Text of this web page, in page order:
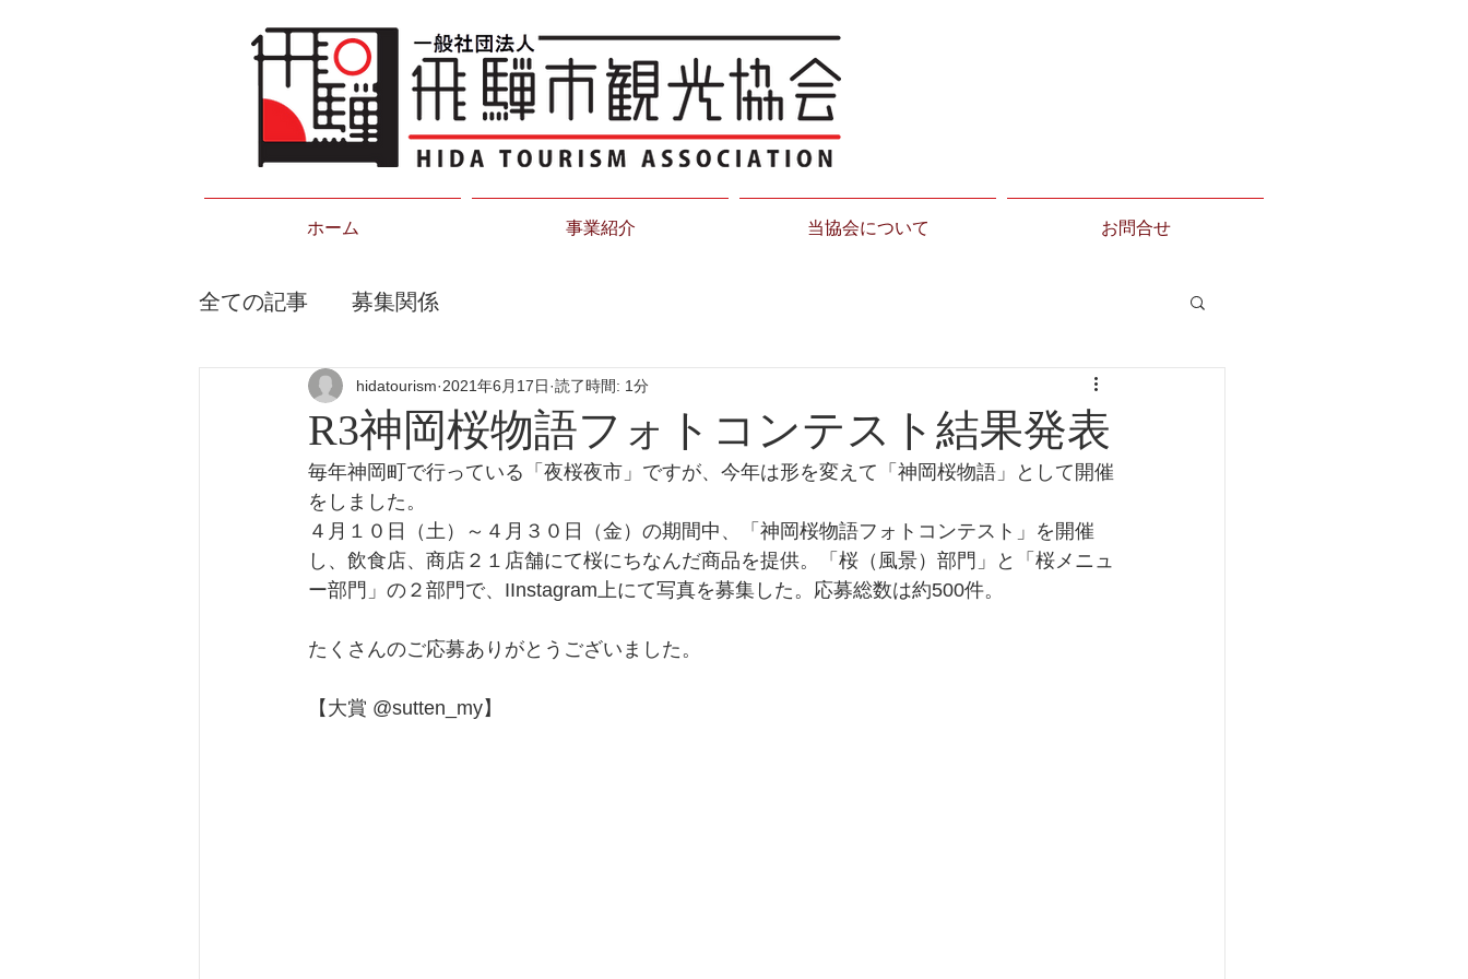
ホーム 事業紹介 当協会について お問合せ
全ての記事 募集関係
R3神岡桜物語フォトコンテスト結果発表
hidatourism 2021年6月17日 読了時間: 1分
毎年神岡町で行っている「夜桜夜市」ですが、今年は形を変えて「神岡桜物語」として開催
をしました。
４月１０日（土）～４月３０日（金）の期間中、「神岡桜物語フォトコンテスト」を開催
し、飲食店、商店２１店舗にて桜にちなんだ商品を提供。「桜（風景）部門」と「桜メニュ
ー部門」の２部門で、IInstagram上にて写真を募集した。応募総数は約500件。
たくさんのご応募ありがとうございました。
【大賞 @sutten_my】